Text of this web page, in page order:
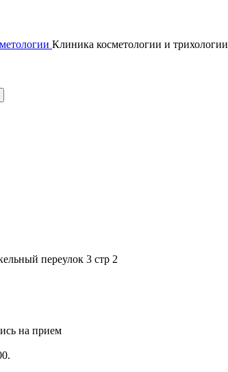
Клиника косметологии и трихологии
переулок 3 стр 2